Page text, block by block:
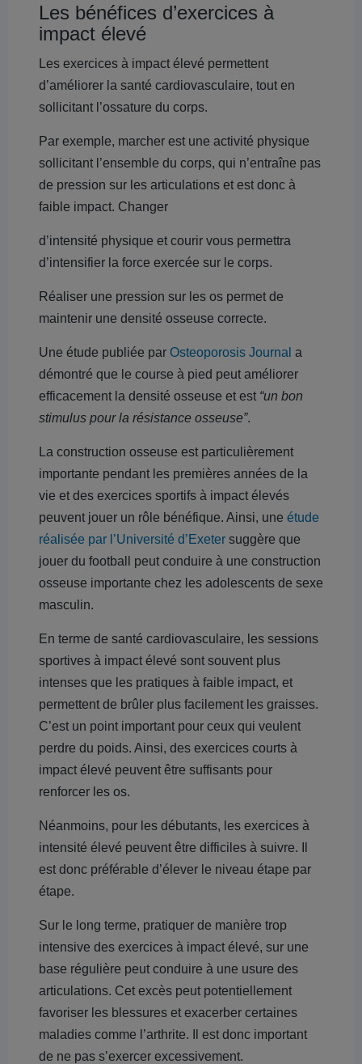
Les bénéfices d’exercices à
impact élevé
Les exercices à impact élevé permettent
d’améliorer la santé cardiovasculaire, tout en
sollicitant l’ossature du corps.
Par exemple, marcher est une activité physique
sollicitant l’ensemble du corps, qui n’entraîne pas
de pression sur les articulations et est donc à
faible impact. Changer
d’intensité physique et courir vous permettra
d’intensifier la force exercée sur le corps.
Réaliser une pression sur les os permet de
maintenir une densité osseuse correcte.
Une étude publiée par Osteoporosis Journal a
démontré que le course à pied peut améliorer
efficacement la densité osseuse et est “un bon
stimulus pour la résistance osseuse”.
La construction osseuse est particulièrement
importante pendant les premières années de la
vie et des exercices sportifs à impact élevés
peuvent jouer un rôle bénéfique. Ainsi, une étude
réalisée par l’Université d’Exeter suggère que
jouer du football peut conduire à une construction
osseuse importante chez les adolescents de sexe
masculin.
En terme de santé cardiovasculaire, les sessions
sportives à impact élevé sont souvent plus
intenses que les pratiques à faible impact, et
permettent de brûler plus facilement les graisses.
C’est un point important pour ceux qui veulent
perdre du poids. Ainsi, des exercices courts à
impact élevé peuvent être suffisants pour
renforcer les os.
Néanmoins, pour les débutants, les exercices à
intensité élevé peuvent être difficiles à suivre. Il
est donc préférable d’élever le niveau étape par
étape.
Sur le long terme, pratiquer de manière trop
intensive des exercices à impact élevé, sur une
base régulière peut conduire à une usure des
articulations. Cet excès peut potentiellement
favoriser les blessures et exacerber certaines
maladies comme l’arthrite. Il est donc important
de ne pas s’exercer excessivement.